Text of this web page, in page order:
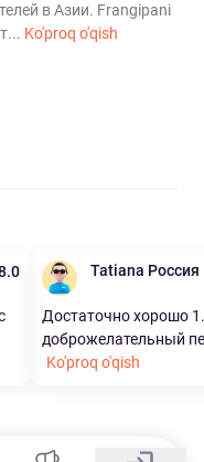
в Азии. Frangipani
Ko'proq o'qish
Tatiana Россия
Достаточно хорошо
доброжелательный
Ko'proq o'qish